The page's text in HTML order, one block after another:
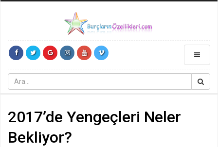
2017’de Yengeçleri Neler
Bekliyor?